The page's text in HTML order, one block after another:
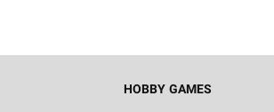
HOBBY GAMES